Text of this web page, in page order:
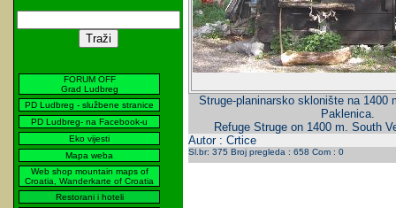
FORUM OFF
Grad Ludbreg
PD Ludbreg - službene stranice
PD Ludbreg- na Facebook-u
Eko vijesti
Mapa weba
Web shop mountain maps of
Croatia, Wanderkarte of Croatia
Restorani i hoteli
Struge-planinarsko sklonište na 1400
Paklenica.
Refuge Struge on 1400 m. South
Autor : Crtice
Sl.br: 375 Broj pregleda : 658 Com : 0